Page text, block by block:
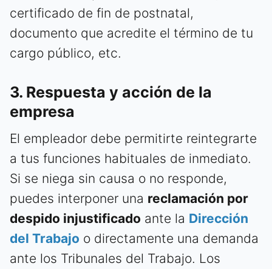
certificado de fin de postnatal,
documento que acredite el término de tu
cargo público, etc.
3. Respuesta y acción de la
empresa
El empleador debe permitirte reintegrarte
a tus funciones habituales de inmediato.
Si se niega sin causa o no responde,
puedes interponer una reclamación por
despido injustificado ante la Dirección
del Trabajo o directamente una demanda
ante los Tribunales del Trabajo. Los